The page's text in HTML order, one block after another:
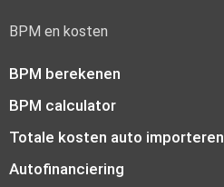
BPM en kosten
BPM berekenen
BPM calculator
Totale kosten auto importeren
Autofinanciering